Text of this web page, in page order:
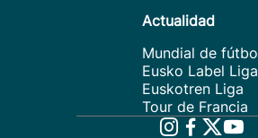
Actualidad
Mundial de
Eusko Label Liga
Euskotren Liga
Tour de Francia